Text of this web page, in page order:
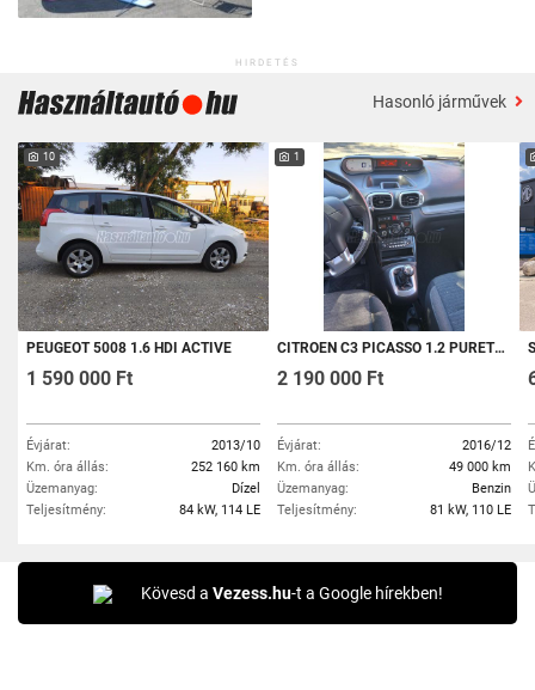
HIRDETÉS
Hasonló járművek
10
PEUGEOT 5008 1.6 HDI ACTIVE
1 590 000 Ft
Évjárat:
2013/10
Km. óra állás:
252 160 km
Üzemanyag:
Dízel
Teljesítmény:
84 kW, 114 LE
1
CITROEN C3 PICASSO 1.2 PURETECH EXCLUSIVE
2 190 000 Ft
Évjárat:
2016/12
Km. óra állás:
49 000 km
Üzemanyag:
Benzin
Teljesítmény:
81 kW, 110 LE
Kövesd a Vezess.hu-t a Google hírekben!